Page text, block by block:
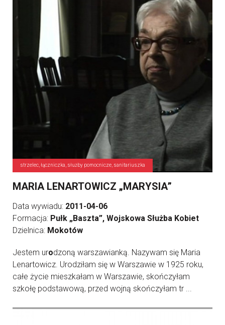
strzelec, łączniczka, służby pomocnicze, sanitariuszka
MARIA LENARTOWICZ „MARYSIA”
Data wywiadu: 2011-04-06
Formacja: Pułk „Baszta”, Wojskowa Służba Kobiet
Dzielnica: Mokotów
Jestem urodzoną warszawianką. Nazywam się Maria
Lenartowicz. Urodziłam się w Warszawie w 1925 roku,
całe życie mieszkałam w Warszawie, skończyłam
szkołę podstawową, przed wojną skończyłam tr ...